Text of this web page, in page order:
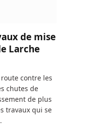
de mise
Larche
contre les
chutes de
de plus
travaux qui se